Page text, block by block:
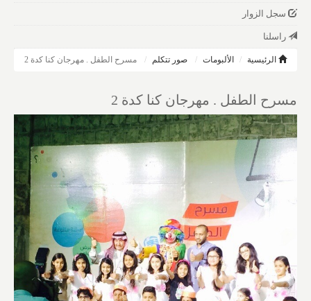
سجل الزوار
راسلنا
الرئيسية الألبومات صور تتكلم مسرح الطفل . مهرجان كنا كدة 2
مسرح الطفل . مهرجان كنا كدة 2